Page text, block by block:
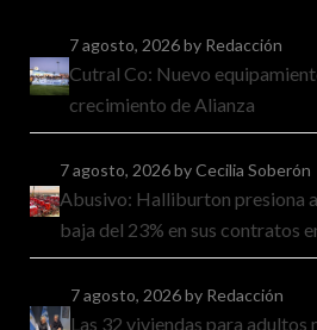
7 agosto, 2026by Redacción
Cutral Co: Nuevo
crecimiento de Alianza
7 agosto, 2026by Cecilia Soberón
Abusivo: Halliburton presiona
baja del 23% en sus contratos
7 agosto, 2026by Redacción
Las 32 viviendas para adultos